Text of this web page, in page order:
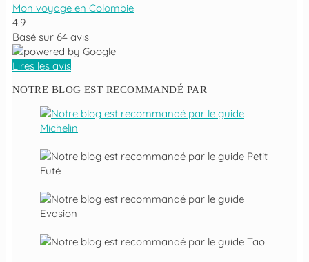
Mon voyage en Colombie
4.9
Basé sur 64 avis
Lires les avis
NOTRE BLOG EST RECOMMANDÉ PAR